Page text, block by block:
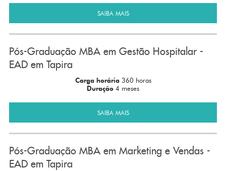
SAIBA MAIS
Pós-Graduação MBA em Gestão Hospitalar -
EAD em Tapira
Carga horária 360 horas
Duração 4 meses
SAIBA MAIS
Pós-Graduação MBA em Marketing e Vendas -
EAD em Tapira